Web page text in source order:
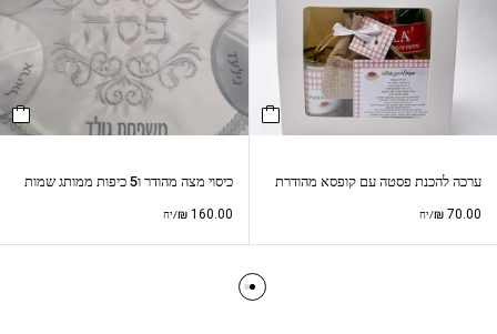
ערכה להכנת פסטה עם קופסא מהודרת
₪ 70.00 /יח
כיסוי מצה מהודר ו5 כיפות ממותג שמות
₪160.00 /יח